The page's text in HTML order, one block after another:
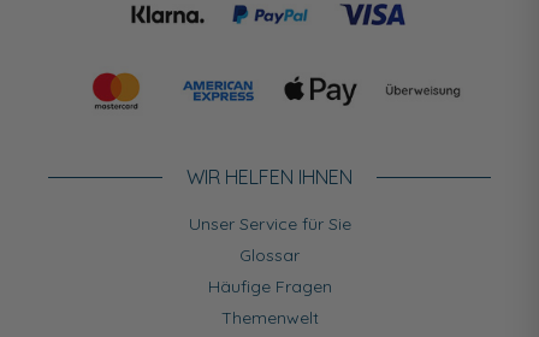
WIR HELFEN IHNEN
Unser Service für Sie
Glossar
Häufige Fragen
Themenwelt